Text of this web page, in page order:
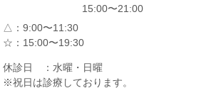
15:00〜21:00
△：9:00〜11:30
☆：15:00〜19:30
休診日 ：水曜・日曜
※祝日は診療しております。